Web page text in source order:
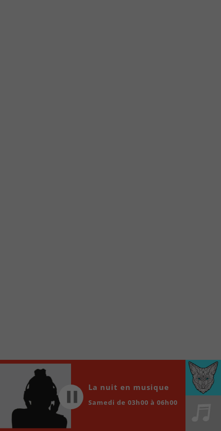
locale vous sont maintenant accessibles en un clic!
Audio
Player
00:00
La nuit en musique
Samedi de 03h00 à 06h00